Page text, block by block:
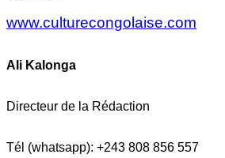
www.culturecongolaise.com
Ali Kalonga
Directeur de la Rédaction
Tél (whatsapp): +243 808 856 557